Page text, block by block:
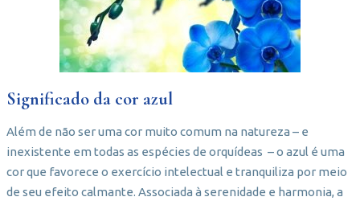
Significado da cor azul
Além de não ser uma cor muito comum na natureza – e
inexistente em todas as espécies de orquídeas – o azul é uma
cor que favorece o exercício intelectual e tranquiliza por meio
de seu efeito calmante. Associada à serenidade e harmonia, a